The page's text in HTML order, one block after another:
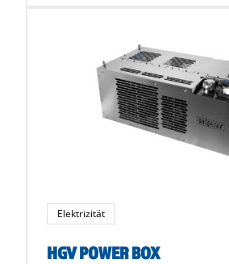
Elektrizität
HGV POWER BOX